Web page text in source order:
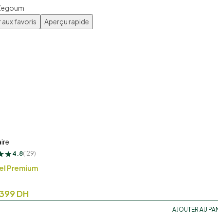
favoris Aperçu rapide
★
★4.8(129)
Premium
DH
AJOUTER AU